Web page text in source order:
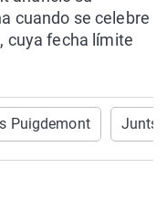
cuando se celebre
cuya fecha límite
Puigdemont